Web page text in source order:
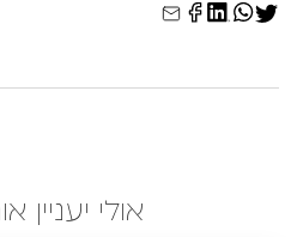
אולי יעניין